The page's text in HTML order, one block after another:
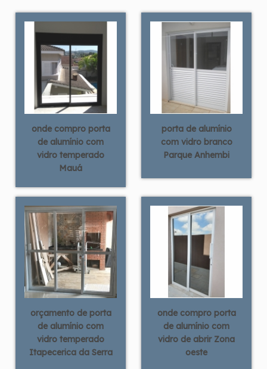
onde compro porta
de alumínio com
vidro temperado
Mauá
porta de alumínio
com vidro branco
Parque Anhembi
orçamento de porta
de alumínio com
vidro temperado
Itapecerica da Serra
onde compro porta
de alumínio com
vidro de abrir Zona
oeste